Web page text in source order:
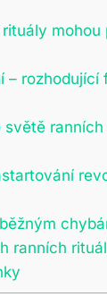
mohou
– rozhodující
ranních